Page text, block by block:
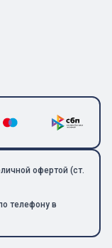
офертой (ст.
телефону в